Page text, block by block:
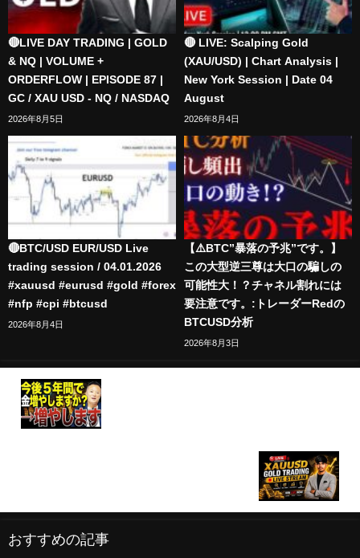
🔴LIVE DAY TRADING | GOLD
& NQ | VOLUME +
ORDERFLOW | EPISODE 87 |
GC / XAU USD - NQ / NASDAQ
2026年8月5日
🔴 LIVE: Scalping Gold
(XAU/USD) | Chart Analysis |
New York Session | Date 04
August
2026年8月4日
🔴BTC/USD EUR/USD Live
trading session / 04.01.2026
#xauusd #eurusd #gold #forex
#nfp #cpi #btcusd
2026年8月4日
【⚠️BTC”暴落の予兆”です。】
この大型逆三尊は大口の騙しの
可能性大！？チャネル割れには
要注意です。:トレーダーRedの
BTCUSD分析
2026年8月3日
おすすめの記事